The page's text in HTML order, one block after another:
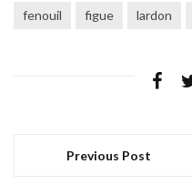
fenouil figue lardon
Previous Post